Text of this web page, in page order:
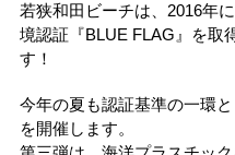
若狭和田ビーチは、2016年
境認証『BLUE FLAG』を取
す！
今年の夏も認証基準の一環
を開催します。